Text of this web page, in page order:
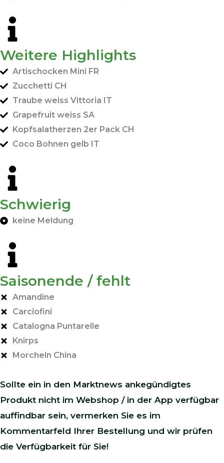
Weitere Highlights
Artischocken Mini FR
Zucchetti CH
Traube weiss Vittoria IT
Grapefruit weiss SA
Kopfsalatherzen 2er Pack CH
Coco Bohnen gelb IT
Schwierig
keine Meldung
Saisonende / fehlt
Amandine
Carciofini
Catalogna Puntarelle
Knirps
Morcheln China
Sollte ein in den Marktnews ankegündigtes
Produkt nicht im Webshop / in der App verfügbar
auffindbar sein, vermerken Sie es im
Kommentarfeld Ihrer Bestellung und wir prüfen
die Verfügbarkeit für Sie!